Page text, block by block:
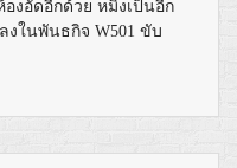
งอัดอีกด้วย หมิงเป็นอีก
ในพันธกิจ W501 ขับ